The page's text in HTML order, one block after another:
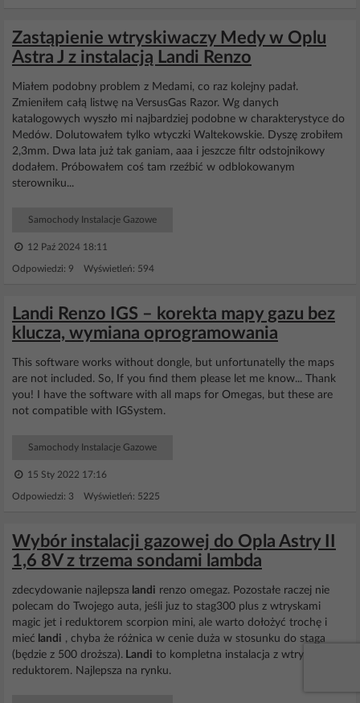
Zastąpienie wtryskiwaczy Medy w Oplu
Astra J z instalacją Landi Renzo
Miałem podobny problem z Medami, co raz kolejny padał.
Zmieniłem całą listwę na VersusGas Razor. Wg danych
katalogowych wyszło mi najbardziej podobne w charakterystyce do
Medów. Dolutowałem tylko wtyczki Waltekowskie. Dyszę zrobiłem
2,3mm. Dwa lata już tak ganiam, aaa i jeszcze filtr odstojnikowy
dodałem. Próbowałem coś tam rzeźbić w odblokowanym
sterowniku...
Samochody Instalacje Gazowe
12 Paź 2024 18:11
Odpowiedzi: 9 Wyświetleń: 594
Landi Renzo IGS – korekta mapy gazu bez
klucza, wymiana oprogramowania
This software works without dongle, but unfortunatelly the maps
are not included. So, If you find them please let me know... Thank
you! I have the software with all maps for Omegas, but these are
not compatible with IGSystem.
Samochody Instalacje Gazowe
15 Sty 2022 17:16
Odpowiedzi: 3 Wyświetleń: 5225
Wybór instalacji gazowej do Opla Astry II
1,6 8V z trzema sondami lambda
zdecydowanie najlepsza landi renzo omegaz. Pozostałe raczej nie
polecam do Twojego auta, jeśli juz to stag300 plus z wtryskami
magic jet i reduktorem scorpion mini, ale warto dołożyć trochę i
mieć landi , chyba że różnica w cenie duża w stosunku do staga
(będzie z 500 droższa). Landi to kompletna instalacja z wtryskami i
reduktorem. Najlepsza na rynku.